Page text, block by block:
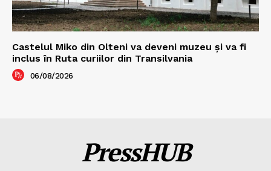
Castelul Miko din Olteni va deveni muzeu şi va fi
inclus în Ruta curiilor din Transilvania
06/08/2026
PressHUB